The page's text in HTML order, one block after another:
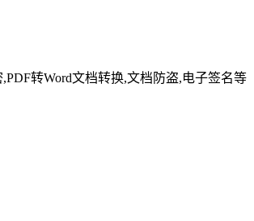
转Word文档转换,文档防盗,电子签名等